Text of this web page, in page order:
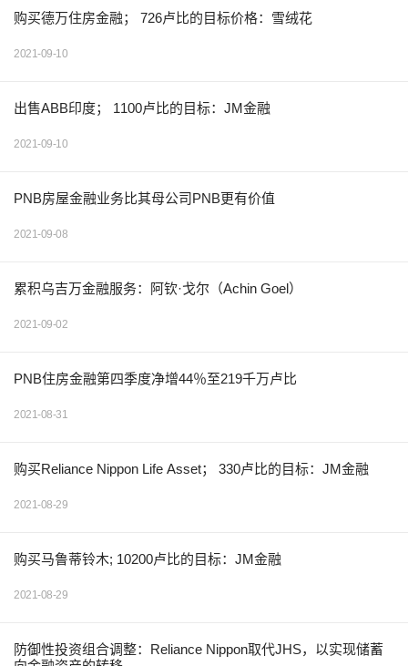
购买德万住房金融； 726卢比的目标价格：雪绒花
2021-09-10
出售ABB印度； 1100卢比的目标：JM金融
2021-09-10
PNB房屋金融业务比其母公司PNB更有价值
2021-09-08
累积乌吉万金融服务：阿钦·戈尔（Achin Goel）
2021-09-02
PNB住房金融第四季度净增44％至219千万卢比
2021-08-31
购买Reliance Nippon Life Asset； 330卢比的目标：JM金融
2021-08-29
购买马鲁蒂铃木; 10200卢比的目标：JM金融
2021-08-29
防御性投资组合调整：Reliance Nippon取代JHS，以实现储蓄